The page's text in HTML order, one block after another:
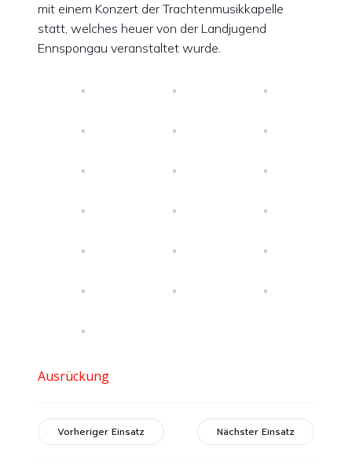
mit einem Konzert der Trachtenmusikkapelle
statt, welches heuer von der Landjugend
Ennspongau veranstaltet wurde.
Ausrückung
Vorheriger Einsatz Nächster Einsatz